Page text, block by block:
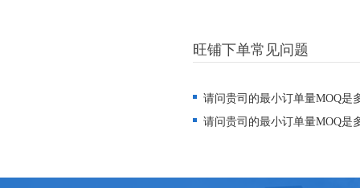
旺铺下单常见问题
请问贵司的最小订单量MOQ是
请问贵司的最小订单量MOQ是